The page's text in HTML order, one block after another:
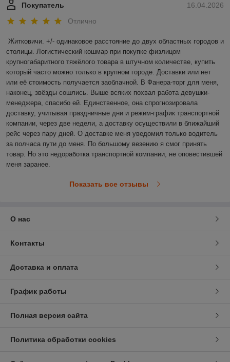
16.04.2026
Покупатель
Отлично
Житковичи. +/- одинаковое расстояние до двух областных городов и
столицы. Логистический кошмар при покупке физлицом
крупногабаритного тяжёлого товара в штучном количестве, купить
который часто можно только в крупном городе. Доставки или нет
или её стоимость получается заоблачной. В Фанера-торг для меня,
наконец, звёзды сошлись. Выше всяких похвал работа девушки-
менеджера, спасибо ей. Единственное, она спрогнозировала
доставку, учитывая праздничные дни и режим-график транспортной
компании, через две недели, а доставку осуществили в ближайший
рейс через пару дней. О доставке меня уведомил только водитель
за полчаса пути до меня. По большому везению я смог принять
товар. Но это недоработка транспортной компании, не оповестившей
меня заранее.
Показать все отзывы
О нас
Контакты
Доставка и оплата
График работы
Полная версия сайта
Политика обработки cookies